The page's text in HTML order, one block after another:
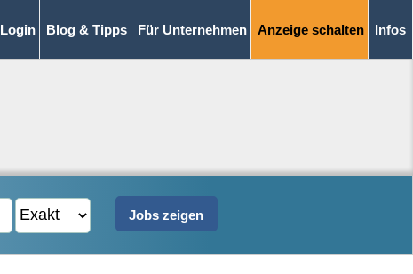
Blog & Tipps Für Unternehmen Anzeige schalten Infos